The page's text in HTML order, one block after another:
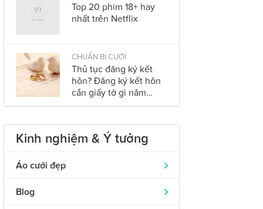
Top 20 phim 18+ hay
nhất trên Netflix
CHUẨN BỊ CƯỚI
Thủ tục đăng ký kết
hôn? Đăng ký kết hôn
cần giấy tờ gì năm
2023?
Kinh nghiệm & Ý tưởng
Áo cưới đẹp
Áo dài cưới
319
Blog